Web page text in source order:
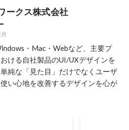
クス株式会社
・Mac・Webなど、主要プ
ける自社製品のUI/UXデザインを
純な「見た目」だけでなくユーザ
い心地を改善するデザインを心が